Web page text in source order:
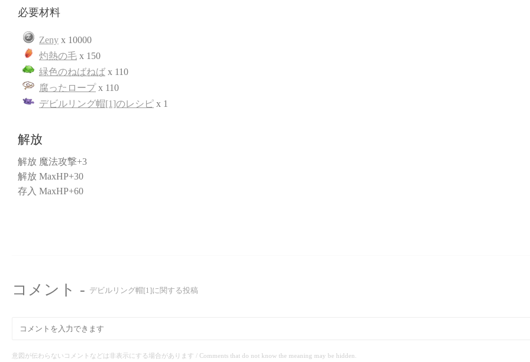
必要材料
Zeny x 10000
灼熱の毛 x 150
緑色のねばねば x 110
腐ったロープx 110
デビルリング帽[1]のレシピ x 1
解放
解放 魔法攻撃+3
解放 MaxHP+30
存入 MaxHP+60
コメント - デビルリング帽[1]に関する投稿
意図が伝わらないコメントなどは非表示にする場合があります / Comments that do not know the meaning may be hidden.